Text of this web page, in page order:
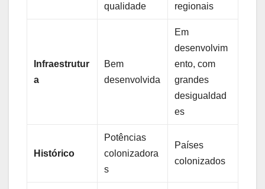
qualidade
regionais
Infraestrutur
a
Bem
desenvolvida
Em
desenvolvim
ento, com
grandes
desigualdad
es
Histórico
Potências
colonizadora
s
Países
colonizados